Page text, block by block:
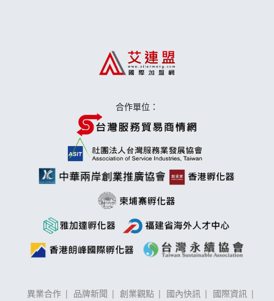
手作功夫茶加盟說明會合作單位：
異業合作 品牌新聞 創業觀點 國內快訊 國際資訊